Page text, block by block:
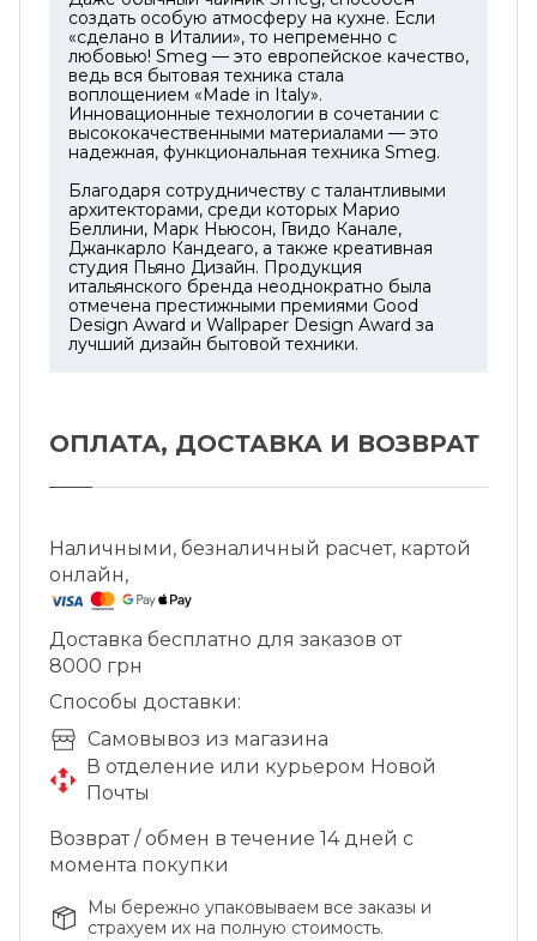
создать особую атмосферу на кухне. Если
«сделано в Италии», то непременно с
любовью! Smeg — это европейское качество,
ведь вся бытовая техника стала
воплощением «Made in Italy».
Инновационные технологии в сочетании с
высококачественными материалами — это
надежная, функциональная техника Smeg.
Благодаря сотрудничеству с талантливыми
архитекторами, среди которых Марио
Беллини, Марк Ньюсон, Гвидо Канале,
Джанкарло Кандеаго, а также креативная
студия Пьяно Дизайн. Продукция
итальянского бренда неоднократно была
отмечена престижными премиями Good
Design Award и Wallpaper Design Award за
лучший дизайн бытовой техники.
ОПЛАТА, ДОСТАВКА И ВОЗВРАТ
Наличными, безналичный расчет, картой
онлайн,
Доставка бесплатно для заказов от
8000 грн
Способы доставки:
Cамовывоз из магазина
В отделение или курьером Новой
Почты
Возврат / обмен в течение 14 дней с
момента покупки
Мы бережно упаковываем все заказы и
страхуем их на полную стоимость.